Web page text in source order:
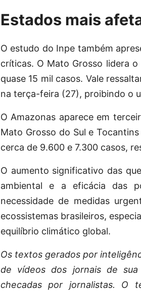
Estados mais
O estudo do Inpe também
críticas. O Mato Grosso lidera
quase 15 mil casos. Vale
na terça-feira (27), proibindo o
O Amazonas aparece em
Mato Grosso do Sul e
cerca de 9.600 e 7.300 casos,
O aumento significativo das
ambiental e a eficácia das
necessidade de medidas
ecossistemas brasileiros,
equilíbrio climático global.
Os textos gerados por
de vídeos dos jornais de sua
checadas por jornalistas. O